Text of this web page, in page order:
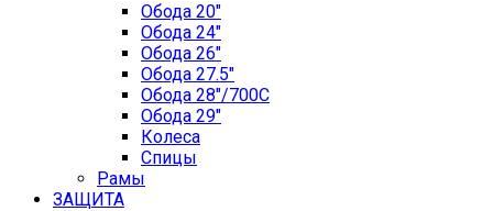
Обода 20"
Обода 24"
Обода 26"
Обода 27.5"
Обода 28"/700C
Обода 29"
Колеса
Спицы
Рамы
ЗАЩИТА